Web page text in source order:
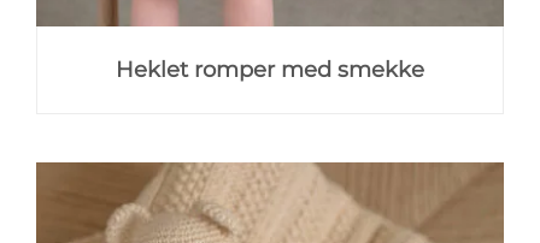
Heklet romper med smekke